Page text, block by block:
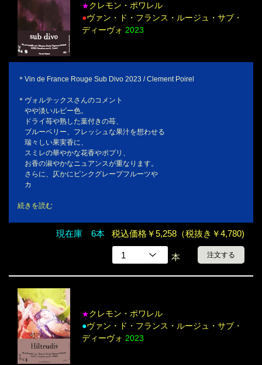
★クレモン・ポワレル
●ヴァン・ド・フランス・ルージュ・サブ・
ディーヴォ 2023
＊Vin de France Rouge Sub Divo 2023 / Clement Poirel
＊ヴォルテックスさんのコメント
やや淡いルビー色。
ドライ苺や熟した葉付きの苺、
ブルーベリー、フレッシュな果汁を想わせる
瑞々しい果実香に、
スミレの華やかな花香やポプリ、
お香の淑やかなニュアンスが重なります。
さらに、仄かにピンクグレープフルーツや
カ
続きを読む
現在庫 6本 税込価格￥5,258（税抜き￥4,780)
本 注文する
★クレモン・ポワレル
●ヴァン・ド・フランス・ルージュ・サブ・
ディーヴォ 2023